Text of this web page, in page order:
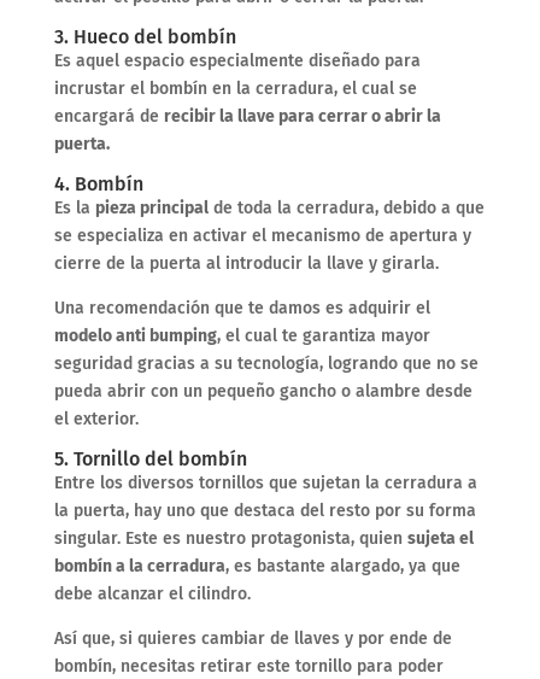
3. Hueco del bombín
Es aquel espacio especialmente diseñado para
incrustar el bombín en la cerradura, el cual se
encargará de recibir la llave para cerrar o abrir la
puerta.
4. Bombín
Es la pieza principalde toda la cerradura, debido a que
se especializa en activar el mecanismo de apertura y
cierre de la puerta al introducir la llave y girarla.
Una recomendación que te damos es adquirir el
modelo anti bumping, el cual te garantiza mayor
seguridad gracias a su tecnología, logrando que no se
pueda abrir con un pequeño gancho o alambre desde
el exterior.
5. Tornillo del bombín
Entre los diversos tornillos que sujetan la cerradura a
la puerta, hay uno que destaca del resto por su forma
singular. Este es nuestro protagonista, quien sujeta el
bombín a la cerradura, es bastante alargado, ya que
debe alcanzar el cilindro.
Así que, si quieres cambiar de llaves y por ende de
bombín, necesitas retirar este tornillo para poder